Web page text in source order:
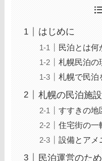
はじめに
民泊とは何
札幌民泊の
札幌で民泊
札幌の民泊施
すすきの地
住宅街の一
設備とアメ
民泊運営のた